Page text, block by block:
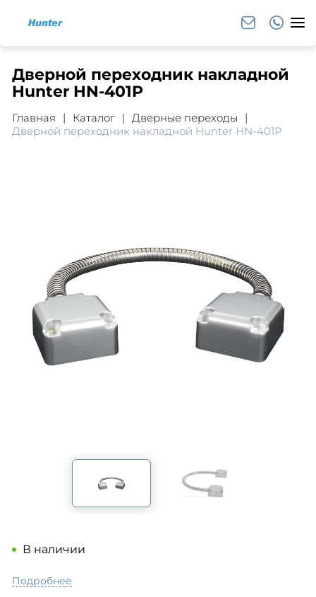
Дверной переходник накладной
Hunter HN-401P
Главная Каталог
Дверные переходы
Дверной переходник накладной Hunter HN-401P
В наличии
Подробнее